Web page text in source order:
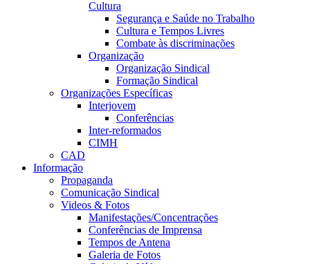
Cultura
Segurança e Saúde no Trabalho
Cultura e Tempos Livres
Combate às discriminações
Organização
Organização Sindical
Formação Sindical
Organizações Específicas
Interjovem
Conferências
Inter-reformados
CIMH
CAD
Informação
Propaganda
Comunicação Sindical
Videos & Fotos
Manifestações/Concentrações
Conferências de Imprensa
Tempos de Antena
Galeria de Fotos